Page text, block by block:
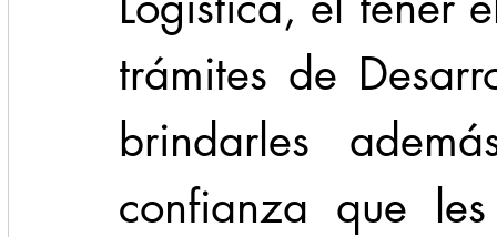
trámites de
brindarles
confianza que